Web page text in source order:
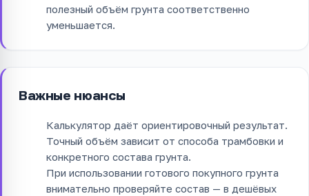
полезный объём грунта соответственно
уменьшается.
Важные нюансы
Калькулятор даёт ориентировочный результат.
Точный объём зависит от способа трамбовки и
конкретного состава грунта.
При использовании готового покупного грунта
внимательно проверяйте состав — в дешёвых